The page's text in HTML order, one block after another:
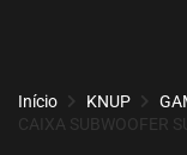
Início KNUP
CAIXA SUBWOOFER